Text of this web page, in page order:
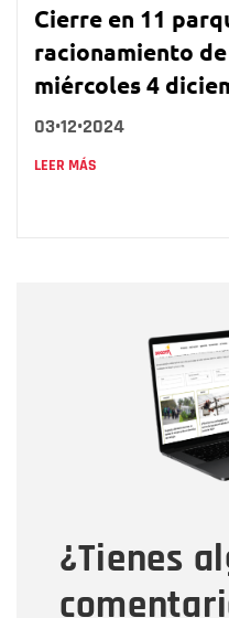
Cierre en 11
racionamiento
miércoles 4
03•12•2024
LEER MÁS
¿Tienes
Correo electrónico
Tipo de comentario
Mensaje